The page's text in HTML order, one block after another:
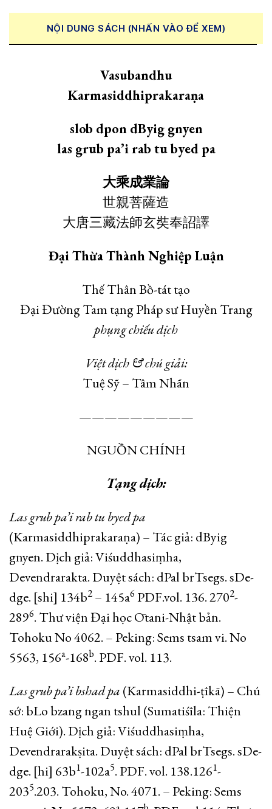
NỘI DUNG SÁCH (NHẤN VÀO ĐỂ XEM)
Vasubandhu
Karmasiddhiprakaraṇa
slob dpon dByig gnyen
las grub pa’i rab tu byed pa
大乘成業論
世親菩薩造
大唐三藏法師玄奘奉詔譯
Đại Thừa Thành Nghiệp Luận
Thế Thân Bồ-tát tạo
Đại Đường Tam tạng Pháp sư Huyền Trang
phụng chiếu dịch
Việt dịch & chú giải:
Tuệ Sỹ – Tâm Nhãn
—————————
NGUỒN CHÍNH
Tạng dịch:
Las grub pa’i rab tu byed pa
(Karmasiddhiprakaraṇa) – Tác giả: dByig
gnyen. Dịch giả: Viśuddhasiṃha,
Devendrarakta. Duyệt sách: dPal brTsegs. sDe-
dge. [shi] 134b2 – 145a6 PDF.vol. 136. 2702-
2896. Thư viện Đại học Ōtani-Nhật bản.
Tohoku No 4062. – Peking: Sems tsam vi. No
5563, 156a-168b. PDF. vol. 113.
Las grub pa’i bshad pa (Karmasiddhi-ṭīkā) – Chú
sớ: bLo bzang ngan tshul (Sumatiśīla: Thiện
Huệ Giới). Dịch giả: Viśuddhasiṃha,
Devendrarakṣita. Duyệt sách: dPal brTsegs. sDe-
dge. [hi] 63b1-102a5. PDF. vol. 138.1261-
2035.203. Tohoku, No. 4071. – Peking: Sems